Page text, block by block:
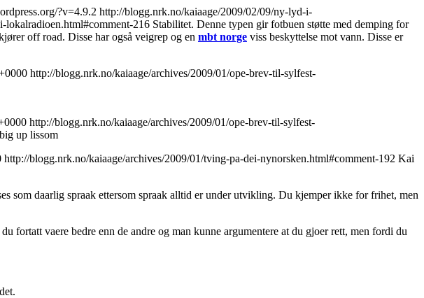
?v=4.9.2 http://blogg.nrk.no/kaiaage/2009/02/09/ny-lyd-i-
lokalradioen.html#comment-216 Stabilitet. Denne typen gir fotbuen støtte med demping for
off road. Disse har også veigrep og en mbt norge viss beskyttelse mot vann. Disse er
http://blogg.nrk.no/kaiaage/archives/2009/01/ope-brev-til-sylfest-
http://blogg.nrk.no/kaiaage/archives/2009/01/ope-brev-til-sylfest-
up lissom
http://blogg.nrk.no/kaiaage/archives/2009/01/tving-pa-dei-nynorsken.html#comment-192 Kai
som daarlig spraak ettersom spraak alltid er under utvikling. Du kjemper ikke for frihet, men
fortatt vaere bedre enn de andre og man kunne argumentere at du gjoer rett, men fordi du